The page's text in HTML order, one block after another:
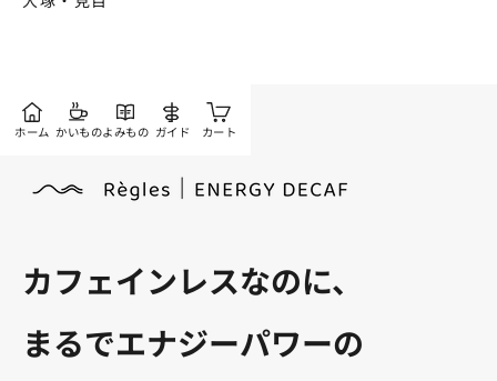
ホーム かいものよみもの ガイド カート
カフェインレスなのに、
まるでエナジーパワーの